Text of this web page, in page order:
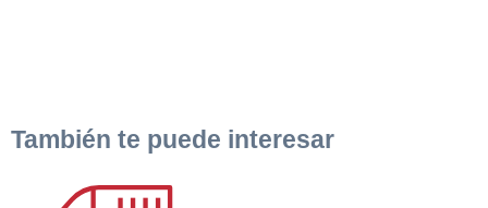
También te puede interesar